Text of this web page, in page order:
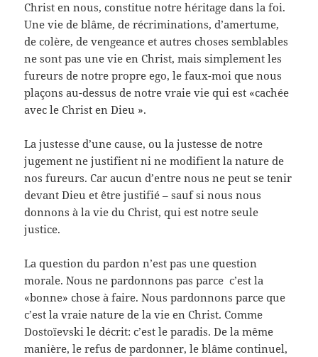
Christ en nous, constitue notre héritage dans la foi.
Une vie de blâme, de récriminations, d’amertume,
de colère, de vengeance et autres choses semblables
ne sont pas une vie en Christ, mais simplement les
fureurs de notre propre ego, le faux-moi que nous
plaçons au-dessus de notre vraie vie qui est «cachée
avec le Christ en Dieu ».
La justesse d’une cause, ou la justesse de notre
jugement ne justifient ni ne modifient la nature de
nos fureurs. Car aucun d’entre nous ne peut se tenir
devant Dieu et être justifié – sauf si nous nous
donnons à la vie du Christ, qui est notre seule
justice.
La question du pardon n’est pas une question
morale. Nous ne pardonnons pas parce c’est la
«bonne» chose à faire. Nous pardonnons parce que
c’est la vraie nature de la vie en Christ. Comme
Dostoïevski le décrit: c’est le paradis. De la même
manière, le refus de pardonner, le blâme continuel,